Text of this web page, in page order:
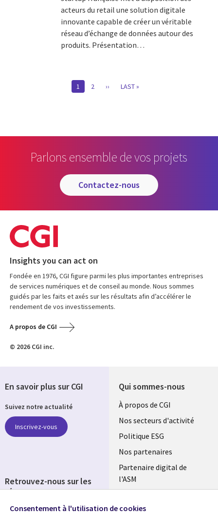
acteurs du retail une solution digitale
innovante capable de créer un véritable
réseau d’échange de données autour des
produits. Présentation…
CURRENT
1 PAGE
2
PAGE
››
DERNIÈRE
LAST »
Parlons ensemble de vos projets
contactez-nous
Insights you can act on
Fondée en 1976, CGI figure parmi les plus importantes entreprises
de services numériques et de conseil au monde. Nous sommes
guidés par les faits et axés sur les résultats afin d’accélérer le
rendement de vos investissements.
A propos de CGI
© 2026 CGI inc.
Qui sommes-nous
Useful
links
FRANCE
À propos de CGI
Nos secteurs d'activité
Politique ESG
Nos partenaires
Partenaire digital de
l'ASM
Fusions
En savoir plus sur CGI
Suivez notre actualité
Inscrivez-vous
Retrouvez-nous sur les
réseaux
Social
Consentement à l'utilisation de cookies